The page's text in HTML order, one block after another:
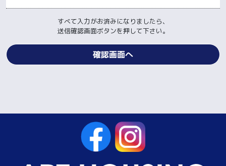
すべて入力がお済みになりましたら、
送信確認画面ボタンを押して下さい。